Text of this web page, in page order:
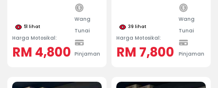
51 lihat
Harga Motosikal:
RM 4,800
Wang
Tunai
Pinjaman
39 lihat
Harga Motosikal:
RM 7,800
Wang
Tunai
Pinjaman